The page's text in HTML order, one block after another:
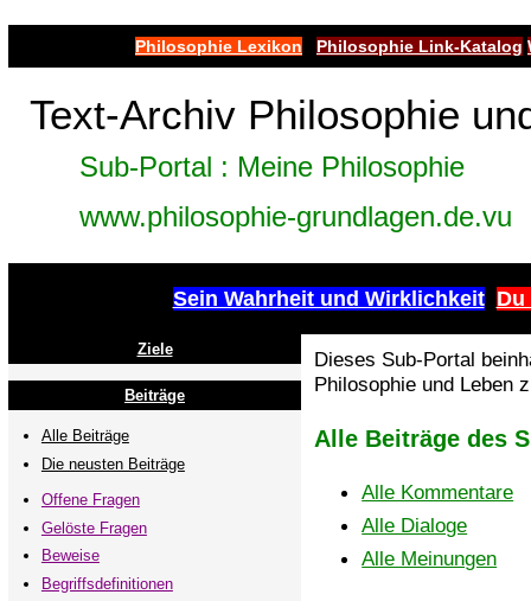
Philosophie Lexikon Philosophie Link-Katalog
Text-Archiv Philosophie
Sub-Portal : Meine Philosophie
www.philosophie-grundlagen.de.vu
Sein Wahrheit und Wirklichkeit Du
Ziele
Beiträge
Alle Beiträge
Die neusten Beiträge
Offene Fragen
Gelöste Fragen
Beweise
Begriffsdefinitionen
Dieses Sub-Portal
Philosophie und Leben
Alle Beiträge des
Alle Kommentare
Alle Dialoge
Alle Meinungen